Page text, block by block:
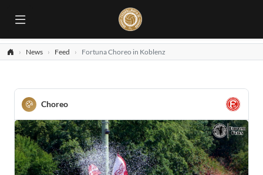
News Feed Fortuna Choreo in Koblenz
Choreo